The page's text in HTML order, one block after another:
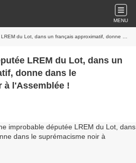
MENU
un français approximatif, donne dans le suprémacisme noir à l'Assemblée !
LREM du Lot, dans un
donne dans le
à l'Assemblée !